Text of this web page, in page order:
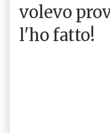
volevo
l'ho fatto!